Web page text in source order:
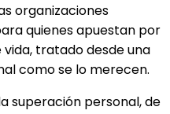
organizaciones
quienes apuestan por
tratado desde una
como se lo merecen.
superación personal, de